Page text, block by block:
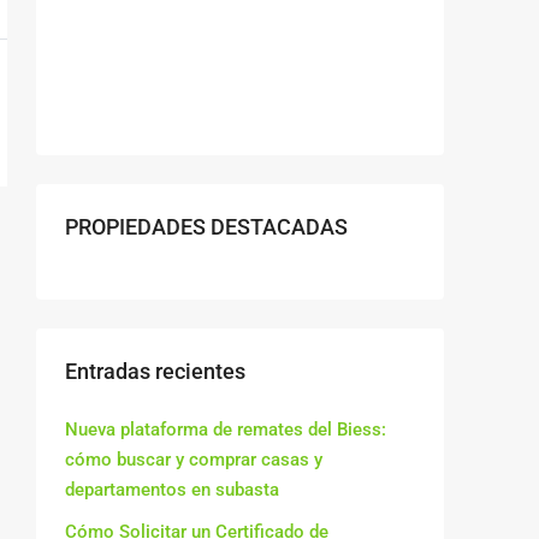
PROPIEDADES DESTACADAS
Entradas recientes
Nueva plataforma de remates del Biess:
cómo buscar y comprar casas y
departamentos en subasta
Cómo Solicitar un Certificado de